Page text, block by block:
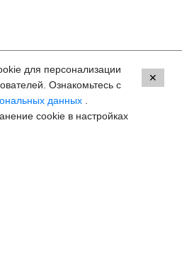
90
для персонализации
Ознакомьтесь с
данных
cookie в настройках
✕